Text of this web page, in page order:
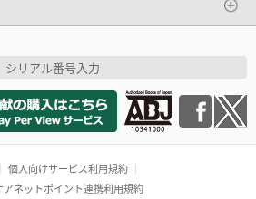
シリアル番号入力
個人向けサービス利用規約
アネットポイント連携利用規約